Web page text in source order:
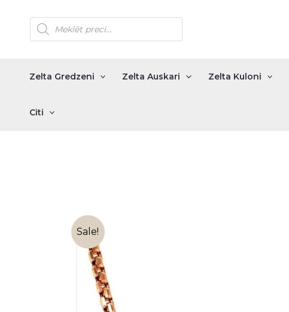
content
Products
search
Zelta Gredzeni Zelta Auskari Zelta Kuloni
Citi
Sale!